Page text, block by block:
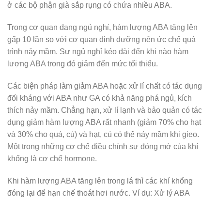
ở các bộ phận già sắp rụng có chứa nhiều ABA.
Trong cơ quan đang ngủ nghỉ, hàm lượng ABA tăng lên
gấp 10 lần so với cơ quan dinh dưỡng nên ức chế quá
trình nảy mầm. Sự ngủ nghỉ kéo dài đến khi nào hàm
lượng ABA trong đó giảm đến mức tối thiểu.
Các biện pháp làm giảm ABA hoặc xử lí chất có tác dụng
đối kháng với ABA như GA có khả năng phá ngủ, kích
thích nảy mầm. Chẳng hạn, xử lí lạnh và bảo quản có tác
dụng giảm hàm lượng ABA rất nhanh (giảm 70% cho hạt
và 30% cho quả, củ) và hạt, củ có thể nảy mầm khi gieo.
Một trong những cơ chế điều chỉnh sự đóng mở của khí
khổng là cơ chế hormone.
Khi hàm lượng ABA tăng lên trong lá thì các khí khổng
đóng lại để hạn chế thoát hơi nước. Ví dụ: Xử lý ABA